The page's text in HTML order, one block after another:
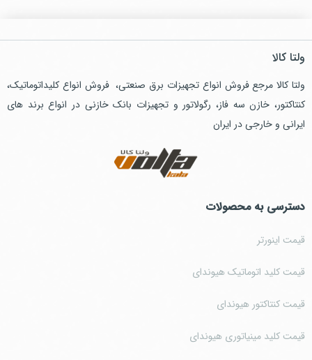
ولتا کالا
ولتا کالا مرجع فروش انواع تجهیزات برق صنعتی، فروش انواع کلیداتوماتیک،
کنتاکتور، خازن سه فاز، رگولاتور و تجهیزات بانک خازنی در انواع برند های
ایرانی و خارجی در ایران
دسترسی به محصولات
قیمت اینورتر
قیمت کلید اتوماتیک هیوندای
قیمت کنتاکتور هیوندای
قیمت کلید مینیاتوری هیوندای